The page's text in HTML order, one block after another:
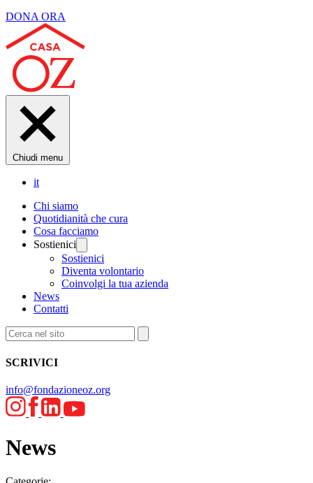
DONA ORA
Chiudi menu
it
Chi siamo
Quotidianità che cura
Cosa facciamo
Sostienici
Sostienici
Diventa volontario
Coinvolgi la tua azienda
News
Contatti
SCRIVICI
info@fondazioneoz.org
News